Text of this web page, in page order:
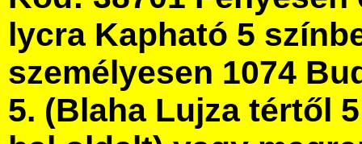
lycra Kapható 5
személyesen 1074
5. (Blaha Lujza tértől